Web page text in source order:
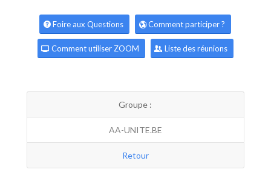
Foire aux Questions Comment participer ?
Comment utiliser ZOOM Liste des réunions
Groupe :
AA-UNITE.BE
Retour